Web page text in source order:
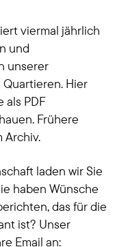
viermal jährlich
und
unserer
Hier
als PDF
Frühere
Archiv.
laden wir Sie
haben Wünsche
das für die
ist? Unser
Email an: